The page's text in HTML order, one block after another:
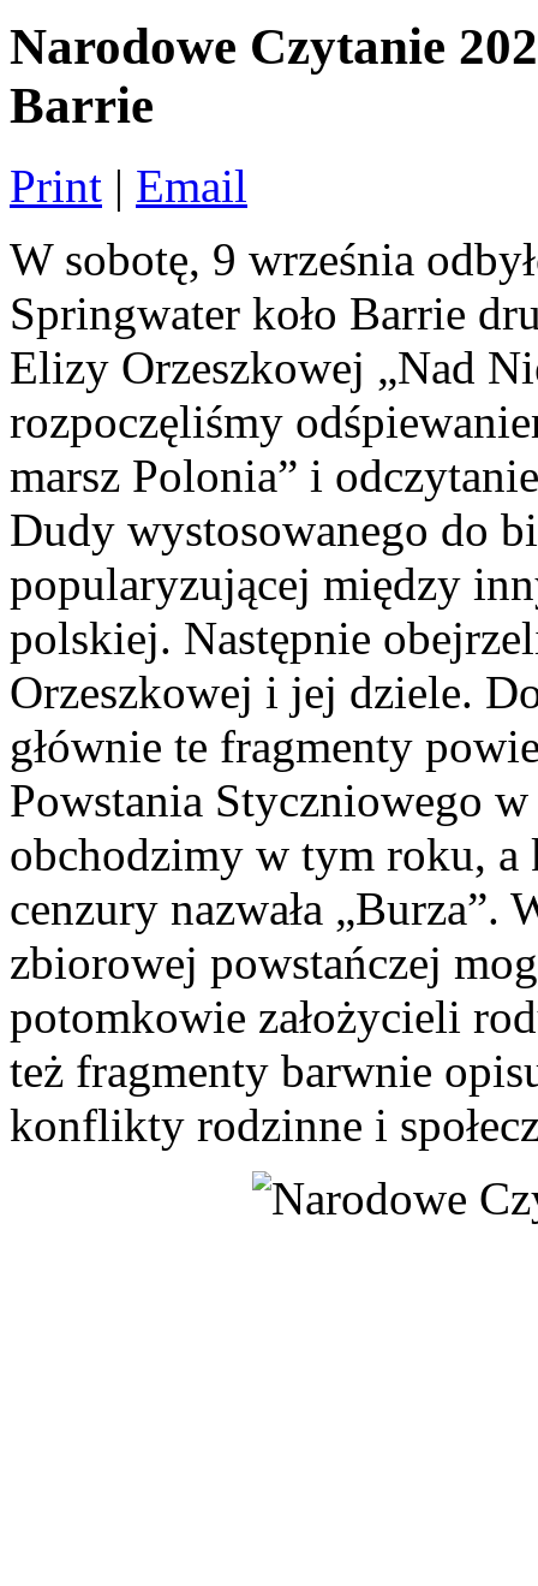
Narodowe Czytanie
Barrie
Print | Email
W sobotę, 9 września
Springwater koło Barrie
Elizy Orzeszkowej „Nad
rozpoczęliśmy
marsz Polonia” i
Dudy wystosowanego do
popularyzującej między
polskiej. Następnie
Orzeszkowej i jej dziele.
głównie te fragmenty
Powstania Styczniowego
obchodzimy w tym roku, a
cenzury nazwała „Burza”.
zbiorowej powstańczej
potomkowie założycieli
też fragmenty barwnie
konflikty rodzinne i